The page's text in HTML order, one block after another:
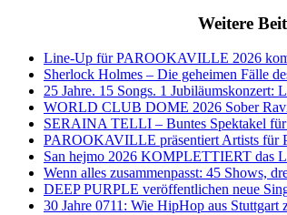
Weitere
Line-Up für PAROOKAVILLE 2026
Sherlock Holmes – Die geheimen Fälle
25 Jahre. 15 Songs. 1
WORLD CLUB DOME 2026 Sober
SERAINA TELLI – Buntes Spektakel
PAROOKAVILLE präsentiert Artists für
San hejmo 2026 KOMPLETTIERT
Wenn alles zusammenpasst: 45 Shows,
DEEP PURPLE veröffentlichen neue
30 Jahre 0711: Wie HipHop aus